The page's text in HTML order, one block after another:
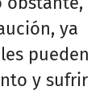
ya
pueden
y sufrir